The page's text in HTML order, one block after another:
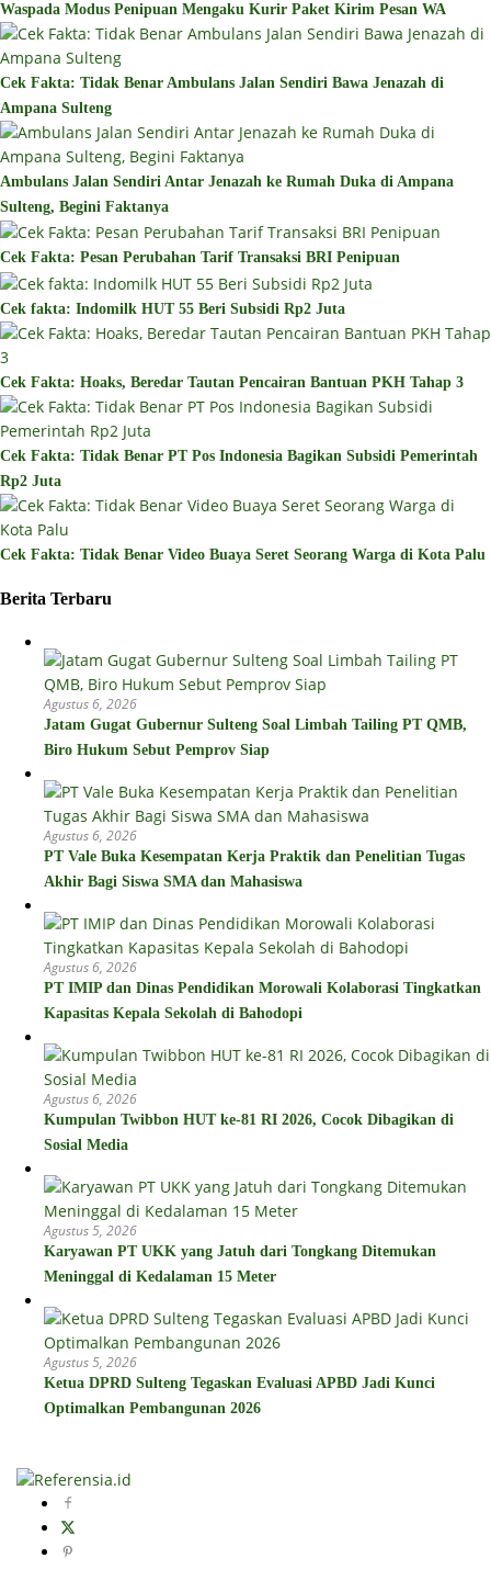
Waspada Modus Penipuan Mengaku Kurir Paket Kirim Pesan WA
Cek Fakta: Tidak Benar Ambulans Jalan Sendiri Bawa Jenazah di
Ampana Sulteng
Ambulans Jalan Sendiri Antar Jenazah ke Rumah Duka di Ampana
Sulteng, Begini Faktanya
Cek Fakta: Pesan Perubahan Tarif Transaksi BRI Penipuan
Cek fakta: Indomilk HUT 55 Beri Subsidi Rp2 Juta
Cek Fakta: Hoaks, Beredar Tautan Pencairan Bantuan PKH Tahap 3
Cek Fakta: Tidak Benar PT Pos Indonesia Bagikan Subsidi Pemerintah
Rp2 Juta
Cek Fakta: Tidak Benar Video Buaya Seret Seorang Warga di Kota Palu
Berita Terbaru
Agustus 6, 2026
Jatam Gugat Gubernur Sulteng Soal Limbah Tailing PT QMB,
Biro Hukum Sebut Pemprov Siap
Agustus 6, 2026
PT Vale Buka Kesempatan Kerja Praktik dan Penelitian Tugas
Akhir Bagi Siswa SMA dan Mahasiswa
Agustus 6, 2026
PT IMIP dan Dinas Pendidikan Morowali Kolaborasi Tingkatkan
Kapasitas Kepala Sekolah di Bahodopi
Agustus 6, 2026
Kumpulan Twibbon HUT ke-81 RI 2026, Cocok Dibagikan di
Sosial Media
Agustus 5, 2026
Karyawan PT UKK yang Jatuh dari Tongkang Ditemukan
Meninggal di Kedalaman 15 Meter
Agustus 5, 2026
Ketua DPRD Sulteng Tegaskan Evaluasi APBD Jadi Kunci
Optimalkan Pembangunan 2026